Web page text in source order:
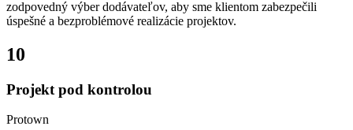
zodpovedný výber dodávateľov, aby sme klientom zabezpečili
úspešné a bezproblémové realizácie projektov.
10
Projekt pod kontrolou
Protown